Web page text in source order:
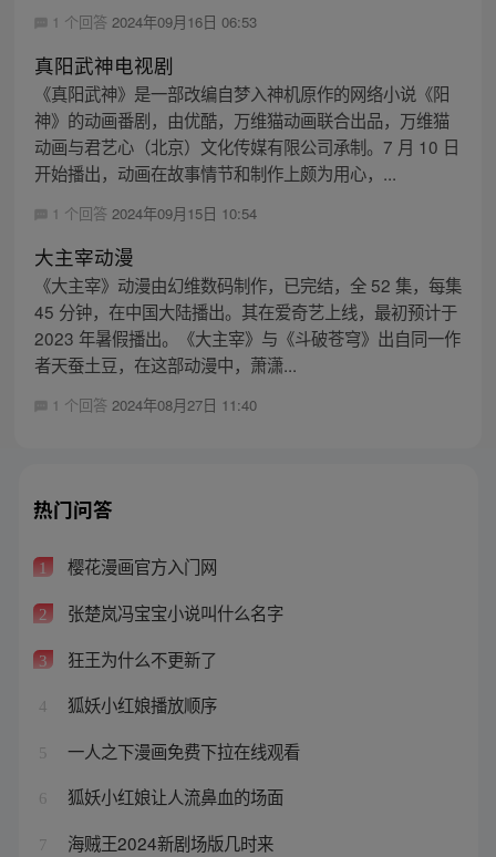
1 个回答 2024年09月16日 06:53
真阳武神电视剧
《真阳武神》是一部改编自梦入神机原作的网络小说《阳
神》的动画番剧，由优酷，万维猫动画联合出品，万维猫
动画与君艺心（北京）文化传媒有限公司承制。7 月 10 日
开始播出，动画在故事情节和制作上颇为用心，...
1 个回答 2024年09月15日 10:54
大主宰动漫
《大主宰》动漫由幻维数码制作，已完结，全 52 集，每集
45 分钟，在中国大陆播出。其在爱奇艺上线，最初预计于
2023 年暑假播出。《大主宰》与《斗破苍穹》出自同一作
者天蚕土豆，在这部动漫中，萧潇...
1 个回答 2024年08月27日 11:40
热门问答
1 樱花漫画官方入门网
2 张楚岚冯宝宝小说叫什么名字
3 狂王为什么不更新了
4 狐妖小红娘播放顺序
5 一人之下漫画免费下拉在线观看
6 狐妖小红娘让人流鼻血的场面
7 海贼王2024新剧场版几时来